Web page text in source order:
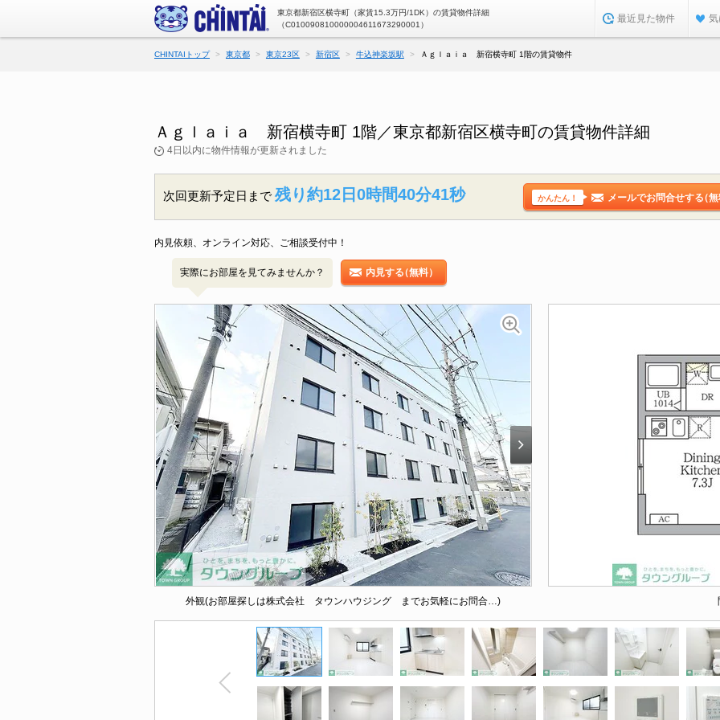
東京都新宿区横寺町（家賃15.3万円/1DK）の賃貸物件詳細
（C010090810000004611673290001）
最近見た物件
CHINTAIトップ 東京都 東京23区 新宿区 牛込神楽坂駅 Ａｇｌａｉａ 新宿横寺町 1階の賃貸物件
Ａｇｌａｉａ 新宿横寺町 1階／東京都新宿区横寺町の賃貸物件詳細
4日以内に物件情報が更新されました
次回更新予定日まで 残り約12日0時間40分40秒 かんたん！ メールでお問合せする（無
内見依頼、オンライン対応、ご相談受付中！
実際にお部屋を見てみませんか？ 内見する（無料）
外観(お部屋探しは株式会社 タウンハウジング までお気軽にお問合…)